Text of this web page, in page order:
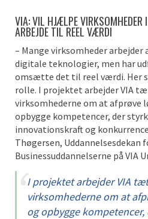
VIA: VIL HJÆLPE
ARBEJDE TIL REEL VÆRDI
– Mange virksomheder arbejder
digitale teknologier, men har
omsætte det til reel værdi. Her
rolle. I projektet arbejder VIA
virksomhederne om at afprøve
opbygge kompetencer, der
innovationskraft og
Thøgersen, Uddannelsesdekan
Businessuddannelserne på VIA
I projektet arbejder VIA
virksomhederne om at
og opbygge